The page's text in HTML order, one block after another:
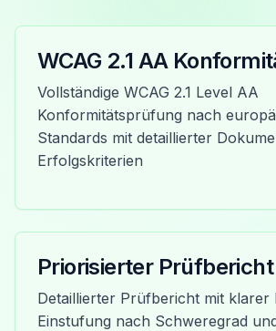
WCAG 2.1 AA
Vollständige WCAG 2.1 Level AA
Konformitätsprüfung nach
Standards mit detaillierter
Erfolgskriterien
Priorisierter Prüfbericht
Detaillierter Prüfbericht mit klarer
Einstufung nach Schweregrad